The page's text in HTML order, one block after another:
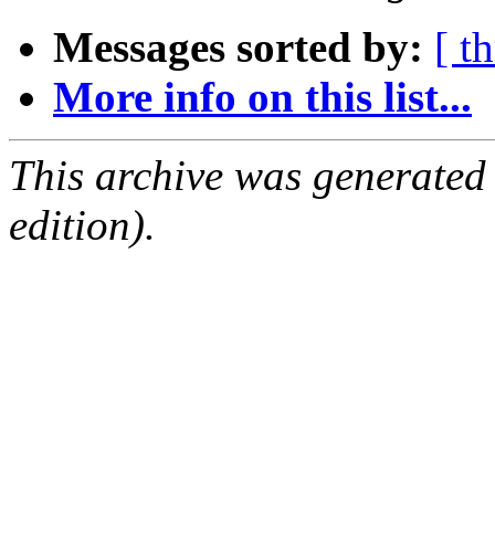
Messages sorted by: [
More info on this list...
This archive was
edition).